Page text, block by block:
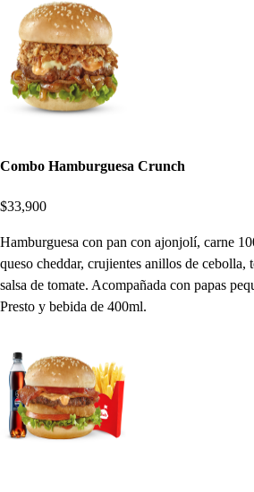
Combo Hamburguesa Crunch
$33,900
Hamburguesa con pan con ajonjolí, carne
queso cheddar, crujientes anillos de cebolla,
salsa de tomate. Acompañada con papas
Presto y bebida de 400ml.